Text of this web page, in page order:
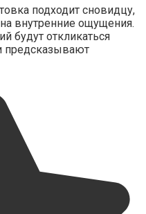
подходит сновидцу,
внутренние ощущения.
будут откликаться
предсказывают